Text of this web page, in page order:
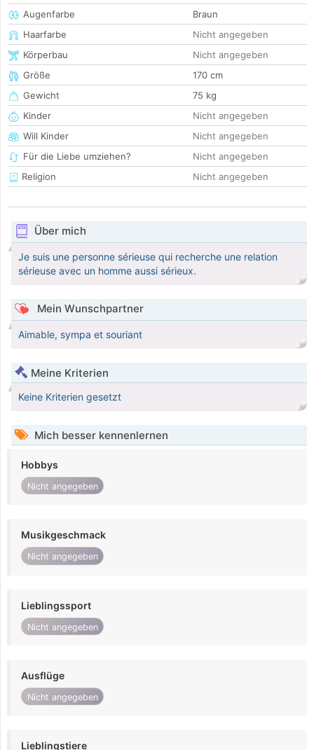
Augenfarbe
Braun
Haarfarbe
Nicht angegeben
Körperbau
Nicht angegeben
Größe
170 cm
Gewicht
75 kg
Kinder
Nicht angegeben
Will Kinder
Nicht angegeben
Für die Liebe umziehen?
Nicht angegeben
Religion
Nicht angegeben
Über mich
Je suis une personne sérieuse qui recherche une relation
sérieuse avec un homme aussi sérieux.
Mein Wunschpartner
Aimable, sympa et souriant
Meine Kriterien
Keine Kriterien gesetzt
Mich besser kennenlernen
Hobbys
Nicht angegeben
Musikgeschmack
Nicht angegeben
Lieblingssport
Nicht angegeben
Ausflüge
Nicht angegeben
Lieblingstiere